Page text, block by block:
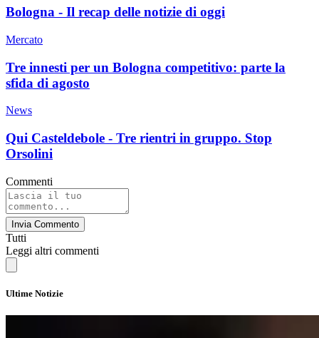
Bologna - Il recap delle notizie di oggi
Mercato
Tre innesti per un Bologna competitivo: parte la
sfida di agosto
News
Qui Casteldebole - Tre rientri in gruppo. Stop
Orsolini
Commenti
Invia Commento
Tutti
Leggi altri commenti
Ultime Notizie